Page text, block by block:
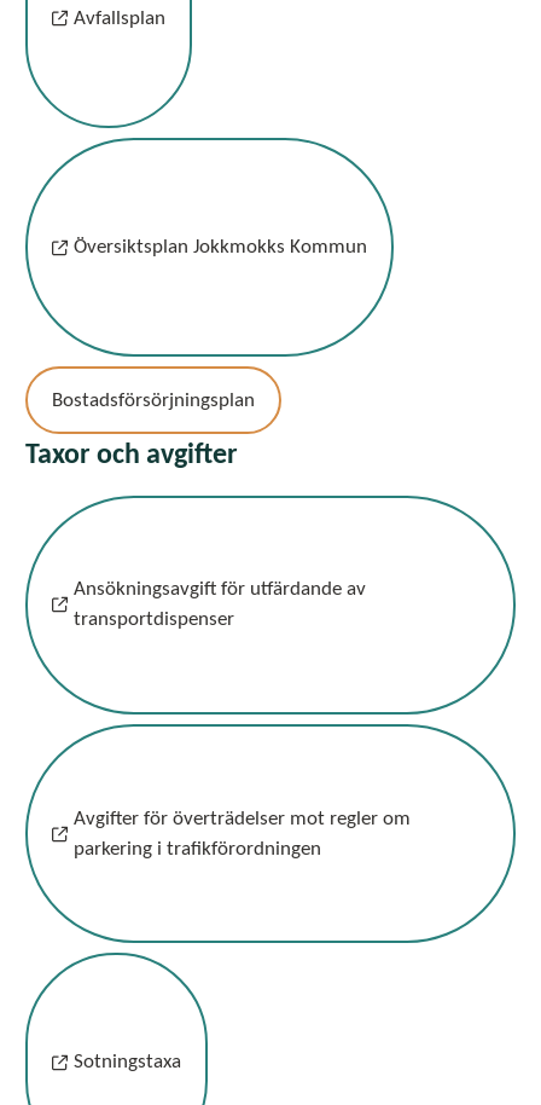
Avfallsplan
Översiktsplan Jokkmokks Kommun
Bostadsförsörjningsplan
Taxor och avgifter
Ansökningsavgift för utfärdande av
transportdispenser
Avgifter för överträdelser mot regler om
parkering i trafikförordningen
Sotningstaxa